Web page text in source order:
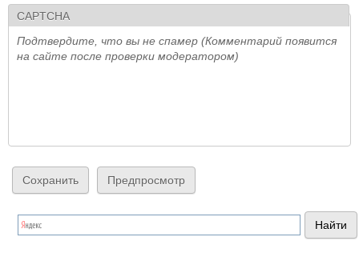
CAPTCHA
Подтвердите, что вы не спамер (Комментарий появится
на сайте после проверки модератором)